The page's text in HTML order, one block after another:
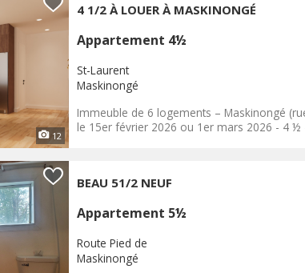
12
4 1/2 À LOUER À MASKINONGÉ
Appartement 4½
St-Laurent
Maskinongé
Immeuble de 6 logements – Maskinongé
le 15er février 2026 ou 1er mars 2026 - 4 ½
BEAU 51/2 NEUF
Appartement 5½
Route Pied de
Maskinongé